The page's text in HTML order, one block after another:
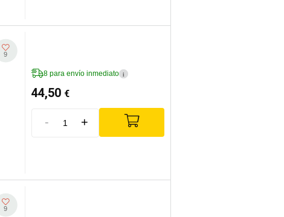
9
8 para envío inmediato i
44,50 €
- +
9